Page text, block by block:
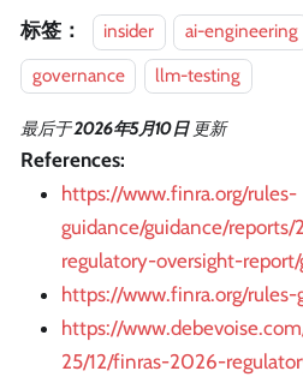
标签： insider ai-engineering
governance
llm-testing
最后于2026年5月10日 更新
References:
https://www.finra.org/rules-
guidance/guidance/
regulatory-oversight-
https://www.finra.org/
https://
25/12/finras-2026-